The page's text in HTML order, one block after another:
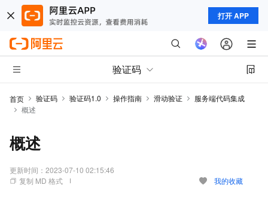
打开 APP
验证码
首页 验证码 验证码1.0 操作指南 滑动验证
服务端代码集成
概述
概述
更新时间： 2023-07-10 02:15:46
复制 MD 格式
我的收藏